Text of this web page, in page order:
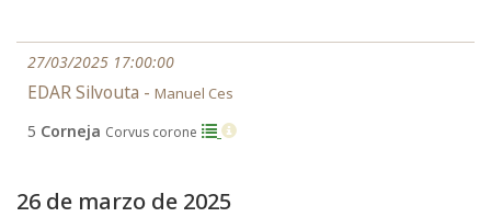
27/03/2025 17:00:00
EDAR Silvouta - Manuel Ces
5 Corneja Corvus corone
26 de marzo de 2025